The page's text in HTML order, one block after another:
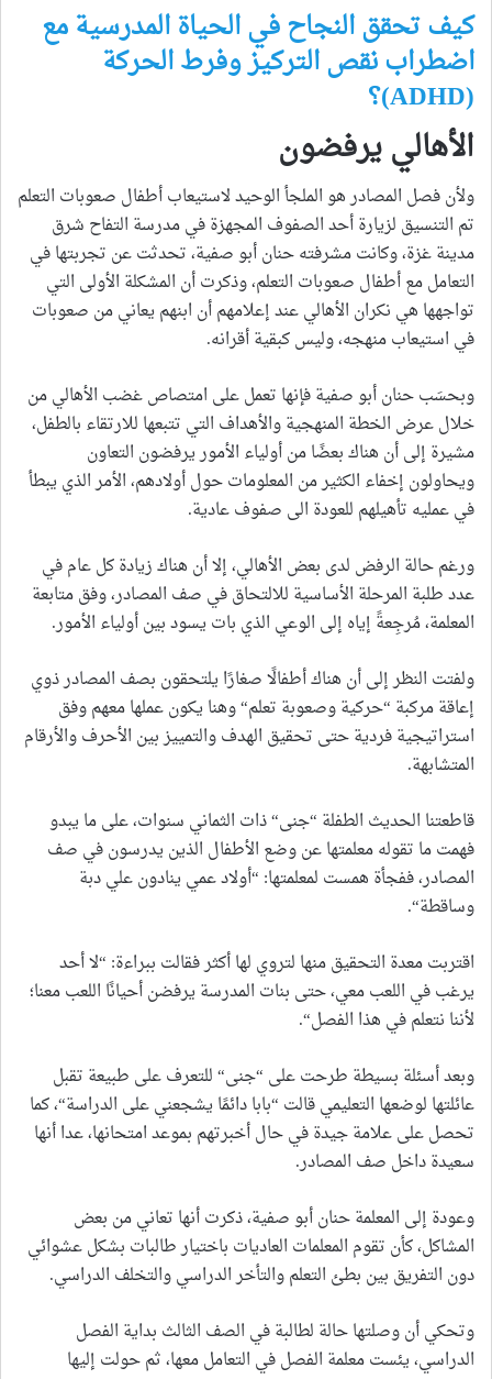
كيف تحقق النجاح في الحياة المدرسية مع
اضطراب نقص التركيز وفرط الحركة
(ADHD)؟
الأهالي يرفضون
ولأن فصل المصادر هو الملجأ الوحيد لاستيعاب أطفال صعوبات التعلم
تم التنسيق لزيارة أحد الصفوف المجهزة في مدرسة التفاح شرق
مدينة غزة، وكانت مشرفته حنان أبو صفية، تحدثت عن تجربتها في
التعامل مع أطفال صعوبات التعلم، وذكرت أن المشكلة الأولى التي
تواجهها هي نكران الأهالي عند إعلامهم أن ابنهم يعاني من صعوبات
في استيعاب منهجه، وليس كبقية أقرانه.
وبحسَب حنان أبو صفية فإنها تعمل على امتصاص غضب الأهالي من
خلال عرض الخطة المنهجية والأهداف التي تتبعها للارتقاء بالطفل،
مشيرة إلى أن هناك بعضًا من أولياء الأمور يرفضون التعاون
ويحاولون إخفاء الكثير من المعلومات حول أولادهم، الأمر الذي يبطأ
في عمليه تأهيلهم للعودة الى صفوف عادية.
ورغم حالة الرفض لدى بعض الأهالي، إلا أن هناك زيادة كل عام في
عدد طلبة المرحلة الأساسية للالتحاق في صف المصادر، وفق متابعة
المعلمة، مُرجِعةً إياه إلى الوعي الذي بات يسود بين أولياء الأمور.
ولفتت النظر إلى أن هناك أطفالًا صغارًا يلتحقون بصف المصادر ذوي
إعاقة مركبة “حركية وصعوبة تعلم“ وهنا يكون عملها معهم وفق
استراتيجية فردية حتى تحقيق الهدف والتمييز بين الأحرف والأرقام
المتشابهة.
قاطعتنا الحديث الطفلة “جنى“ ذات الثماني سنوات، على ما يبدو
فهمت ما تقوله معلمتها عن وضع الأطفال الذين يدرسون في صف
المصادر، ففجأة همست لمعلمتها: “أولاد عمي ينادون علي دبة
وساقطة“.
اقتربت معدة التحقيق منها لتروي لها أكثر فقالت ببراءة: “لا أحد
يرغب في اللعب معي، حتى بنات المدرسة يرفضن أحيانًا اللعب معنا؛
لأننا نتعلم في هذا الفصل“.
وبعد أسئلة بسيطة طرحت على “جنى“ للتعرف على طبيعة تقبل
عائلتها لوضعها التعليمي قالت “بابا دائمًا يشجعني على الدراسة“، كما
تحصل على علامة جيدة في حال أخبرتهم بموعد امتحانها، عدا أنها
سعيدة داخل صف المصادر.
وعودة إلى المعلمة حنان أبو صفية، ذكرت أنها تعاني من بعض
المشاكل، كأن تقوم المعلمات العاديات باختيار طالبات بشكل عشوائي
دون التفريق بين بطئ التعلم والتأخر الدراسي والتخلف الدراسي.
وتحكي أن وصلتها حالة لطالبة في الصف الثالث بداية الفصل
الدراسي، يئست معلمة الفصل في التعامل معها، ثم حولت إليها